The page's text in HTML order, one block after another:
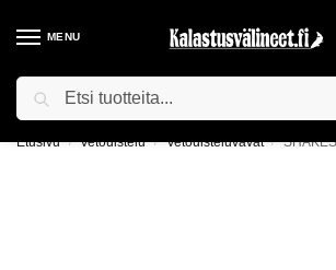
MENU
ILMAINEN TOIMITUS YLI 75€
Etusivu / Vetouistelu / Vetouisteluvavat /